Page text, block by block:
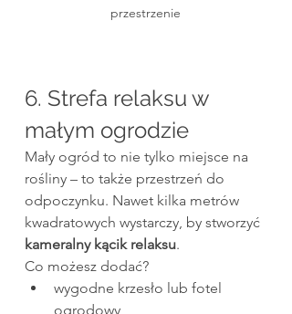
przestrzenie
6. Strefa relaksu w
małym ogrodzie
Mały ogród to nie tylko miejsce na
rośliny – to także przestrzeń do
odpoczynku. Nawet kilka metrów
kwadratowych wystarczy, by stworzyć
kameralny kącik relaksu.
Co możesz dodać?
wygodne krzesło lub fotel
ogrodowy